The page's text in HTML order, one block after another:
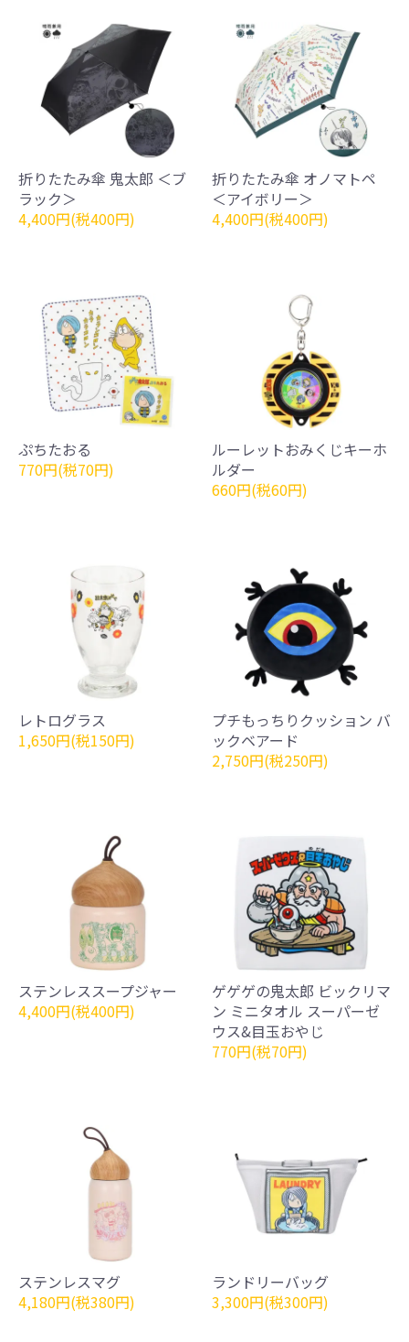
折りたたみ傘 鬼太郎 ＜ブ
ラック＞
4,400円(税400円)
折りたたみ傘 オノマトペ
＜アイボリー＞
4,400円(税400円)
ぷちたおる
770円(税70円)
ルーレットおみくじキーホ
ルダー
660円(税60円)
レトログラス
1,650円(税150円)
プチもっちりクッション バ
ックベアード
2,750円(税250円)
ステンレススープジャー
4,400円(税400円)
ゲゲゲの鬼太郎 ビックリマ
ン ミニタオル スーパーゼ
ウス&目玉おやじ
770円(税70円)
ステンレスマグ
4,180円(税380円)
ランドリーバッグ
3,300円(税300円)